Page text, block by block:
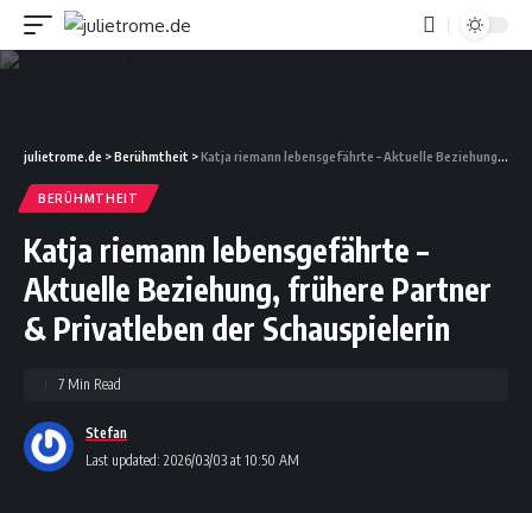
julietrome.de >Berühmtheit >Katja riemann lebensgefährte – Aktuelle Beziehung, frühere Partner & Privatleben der Schauspielerin
BERÜHMTHEIT
Katja riemann lebensgefährte –
Aktuelle Beziehung, frühere Partner
& Privatleben der Schauspielerin
Last updated: 2026/03/03 at 10:50 AM
Stefan
7 Min Read